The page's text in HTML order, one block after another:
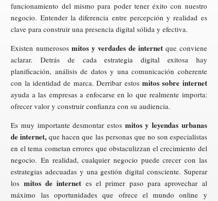
funcionamiento del mismo para poder tener éxito con nuestro
negocio. Entender la diferencia entre percepción y realidad es
clave para construir una presencia digital sólida y efectiva.
Existen numerosos mitos y verdades de internet que conviene
aclarar. Detrás de cada estrategia digital exitosa hay
planificación, análisis de datos y una comunicación coherente
con la identidad de marca. Derribar estos mitos sobre internet
ayuda a las empresas a enfocarse en lo que realmente importa:
ofrecer valor y construir confianza con su audiencia.
Es muy importante desmontar estos mitos y leyendas urbanas
de internet,que hacen que las personas que no son especialistas
en el tema cometan errores que obstaculizzan el crecimiento del
negocio. En realidad, cualquier negocio puede crecer con las
estrategias adecuadas y una gestión digital consciente. Superar
los mitos de internet es el primer paso para aprovechar al
máximo las oportunidades que ofrece el mundo online y